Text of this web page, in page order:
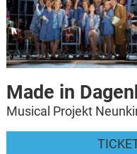
Made in
Musical Projekt